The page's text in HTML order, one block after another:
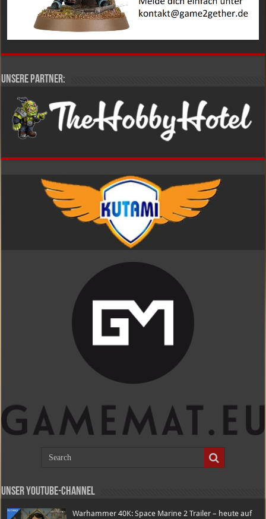
Unsere Partner:
Unser Youtube-Channel
Warhammer 40K: Space Marine 2 Trailer – heute auf